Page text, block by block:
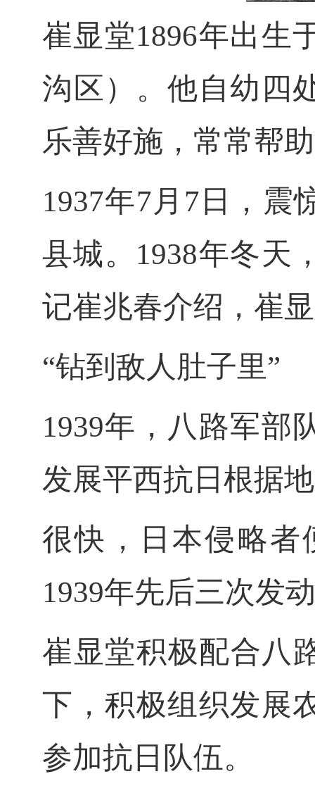
崔显堂1896年出生
沟区）。他自幼四
乐善好施，常常帮
1937年7月7日，震
县城。1938年冬天
记崔兆春介绍，崔
“钻到敌人肚子里”
1939年，八路军部
发展平西抗日根据
很快，日本侵略者
1939年先后三次发
崔显堂积极配合八
下，积极组织发展
参加抗日队伍。